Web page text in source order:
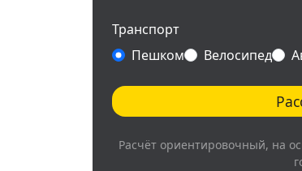
Транспорт
Пешком
Велосипед
Расчёт ориентировочный, на